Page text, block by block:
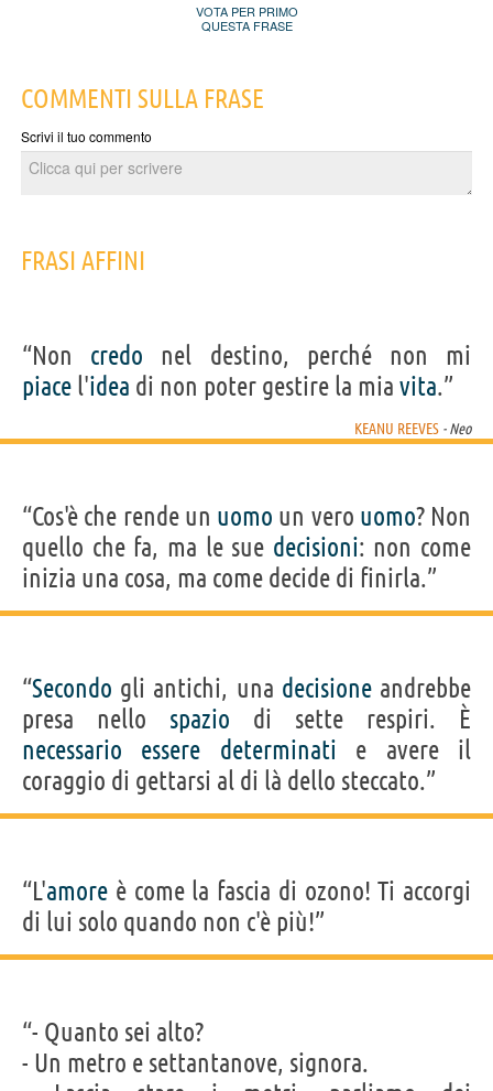
VOTA PER PRIMO
QUESTA FRASE
COMMENTI SULLA FRASE
Scrivi il tuo commento
FRASI AFFINI
“Non credo nel destino, perché non mi
piace l'idea di non poter gestire la mia vita.”
KEANU REEVES - Neo
“Cos'è che rende un uomo un vero uomo? Non
quello che fa, ma le sue decisioni: non come
inizia una cosa, ma come decide di finirla.”
“Secondo gli antichi, una decisioneandrebbe
presa nello spazio di sette respiri. È
necessario
essere determinati e avere il
coraggio di gettarsi al di là dello steccato.”
“L'amore è come la fascia di ozono! Ti accorgi
di lui solo quando non c'è più!”
“- Quanto sei alto?
- Un metro e settantanove, signora.